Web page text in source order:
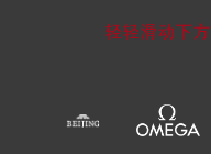
轻轻滑动下